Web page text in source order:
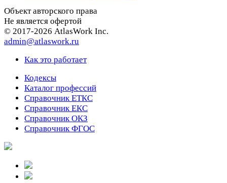
Объект авторского права
Не является офертой
© 2017-2026 AtlasWork Inc.
admin@atlaswork.ru
Как это работает
Кодексы
Каталог профессий
Справочник ЕТКС
Справочник ЕКС
Справочник ОКЗ
Справочник ФГОС